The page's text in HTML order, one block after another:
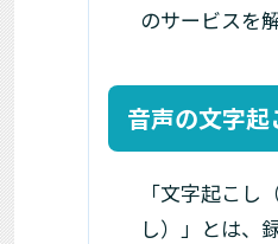
のサービスを
音声の文字起
「文字起こし
し）」とは、